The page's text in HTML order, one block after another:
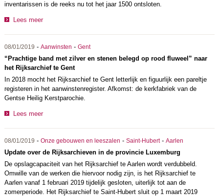
inventarissen is de reeks nu tot het jaar 1500 ontsloten.
Lees meer
08/01/2019 - Aanwinsten - Gent
“Prachtige band met zilver en stenen belegd op rood fluweel” naar
het Rijksarchief te Gent
In 2018 mocht het Rijksarchief te Gent letterlijk en figuurlijk een pareltje
registeren in het aanwinstenregister. Afkomst: de kerkfabriek van de
Gentse Heilig Kerstparochie.
Lees meer
08/01/2019 - Onze gebouwen en leeszalen - Saint-Hubert- Aarlen
Update over de Rijksarchieven in de provincie Luxemburg
De opslagcapaciteit van het Rijksarchief te Aarlen wordt verdubbeld.
Omwille van de werken die hiervoor nodig zijn, is het Rijksarchief te
Aarlen vanaf 1 februari 2019 tijdelijk gesloten, uiterlijk tot aan de
zomerperiode. Het Rijksarchief te Saint-Hubert sluit op 1 maart 2019